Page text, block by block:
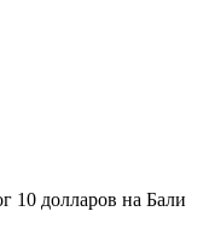
10 долларов на Бали